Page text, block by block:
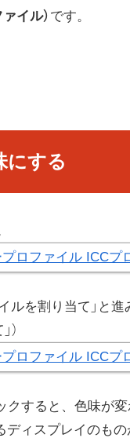
イル） です。
にする
ルを割り当て」と進
）
クすると、色味が
ィスプレイのも